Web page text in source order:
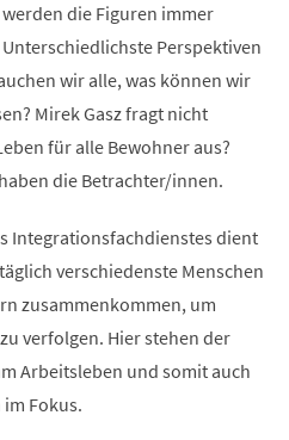
die Figuren immer
Perspektiven
wir alle, was können wir
Mirek Gasz fragt nicht
für alle Bewohner aus?
die Betrachter/innen.
Integrationsfachdienstes dient
verschiedenste Menschen
zusammenkommen, um
verfolgen. Hier stehen der
Arbeitsleben und somit auch
Fokus.